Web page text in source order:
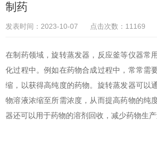
制药
发表时间：2023-10-07 点击次数：11169
在制药领域，旋转蒸发器，反应釜等仪器常
化过程中。例如在药物合成过程中，常常需
缩，以获得高纯度的药物。旋转蒸发器可以
物溶液浓缩至所需浓度，从而提高药物的纯
器还可以用于药物的溶剂回收，减少药物生